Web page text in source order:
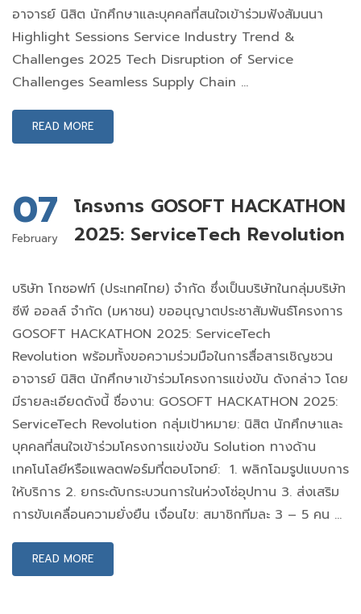
อาจารย์ นิสิต นักศึกษาและบุคคลที่สนใจเข้าร่วมฟังสัมนนา
Highlight Sessions Service Industry Trend &
Challenges 2025 Tech Disruption of Service
Challenges Seamless Supply Chain …
READ MORE
07
February
โครงการ GOSOFT HACKATHON
2025: ServiceTech Revolution
บริษัท โกซอฟท์ (ประเทศไทย) จำกัด ซึ่งเป็นบริษัทในกลุ่มบริษัท
ซีพี ออลล์ จำกัด (มหาชน) ขออนุญาตประชาสัมพันธ์โครงการ
GOSOFT HACKATHON 2025: ServiceTech
Revolution พร้อมทั้งขอความร่วมมือในการสื่อสารเชิญชวน
อาจารย์ นิสิต นักศึกษาเข้าร่วมโครงการแข่งขัน ดังกล่าว โดย
มีรายละเอียดดังนี้ ชื่องาน: GOSOFT HACKATHON 2025:
ServiceTech Revolution กลุ่มเป้าหมาย: นิสิต นักศึกษาและ
บุคคลที่สนใจเข้าร่วมโครงการแข่งขัน Solution ทางด้าน
เทคโนโลยีหรือแพลตฟอร์มที่ตอบโจทย์: 1. พลิกโฉมรูปแบบการ
ให้บริการ 2. ยกระดับกระบวนการในห่วงโซ่อุปทาน 3. ส่งเสริม
การขับเคลื่อนความยั่งยืน เงื่อนไข: สมาชิกทีมละ 3 – 5 คน …
READ MORE